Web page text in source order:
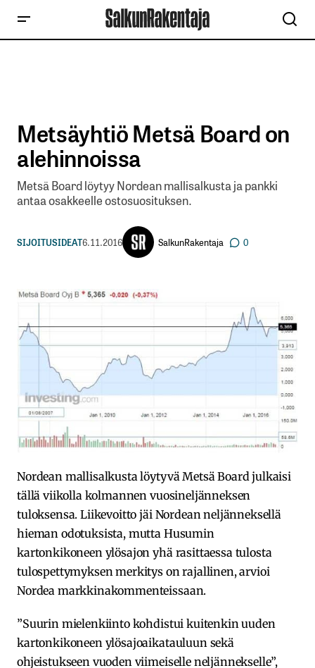
Metsäyhtiö Metsä Board on
alehinnoissa
Metsä Board löytyy Nordean mallisalkusta ja pankki
antaa osakkeelle ostosuosituksen.
SIJOITUSIDEAT6.11.2016 SalkunRakentaja 0
Nordean mallisalkusta löytyvä Metsä Board julkaisi
tällä viikolla kolmannen vuosineljänneksen
tuloksensa. Liikevoitto jäi Nordean neljänneksellä
hieman odotuksista, mutta Husumin
kartonkikoneen ylösajon yhä rasittaessa tulosta
tulospettymyksen merkitys on rajallinen, arvioi
Nordea markkinakommenteissaan.
”Suurin mielenkiinto kohdistui kuitenkin uuden
kartonkikoneen ylösajoaikatauluun sekä
ohjeistukseen vuoden viimeiselle neljännekselle”,